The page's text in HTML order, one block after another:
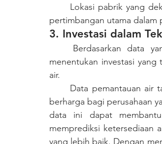
pertimbangan utama dalam
3. Investasi dalam
menentukan investasi
air.
berharga bagi perusahaan
data ini dapat
memprediksi ketersediaan
yang lebih baik. Dengan